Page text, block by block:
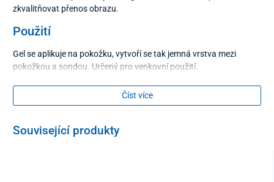
zkvalitňovat přenos obrazu.
Použití
Gel se aplikuje na pokožku, vytvoří se tak jemná vrstva mezi
pokožkou a sondou. Určený pro venkovní použití.
Objem Číst více
Související produkty